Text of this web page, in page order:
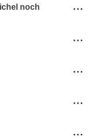
noch ...
...
...
...
...